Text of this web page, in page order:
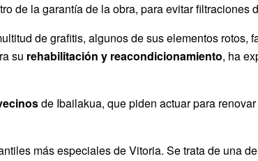
de la garantía de la obra, para evitar filtraciones
de grafitis, algunos de sus elementos rotos,
su rehabilitación y reacondicionamiento, ha
de Ibailakua, que piden actuar para
más especiales de Vitoria. Se trata de una